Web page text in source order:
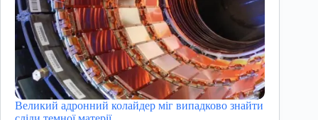
Великий адронний колайдер міг випадково знайти